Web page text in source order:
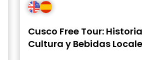
Cusco Free Tour:
Cultura y Bebidas